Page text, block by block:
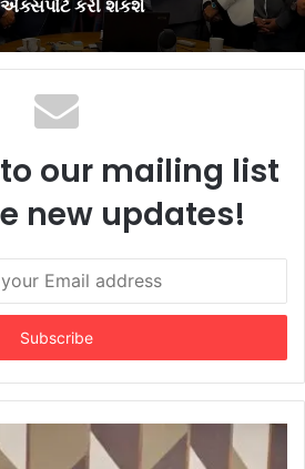
મેન્યુફેક્ચરર્સ કોઈપણ મધ્યસ્થી
આધુનિક ગારમેન્ટ
કરી શકશે
Indiaના હજીરા પ્લાન્ટમાં
નવીનત્તમ
our mailing list
new updates!